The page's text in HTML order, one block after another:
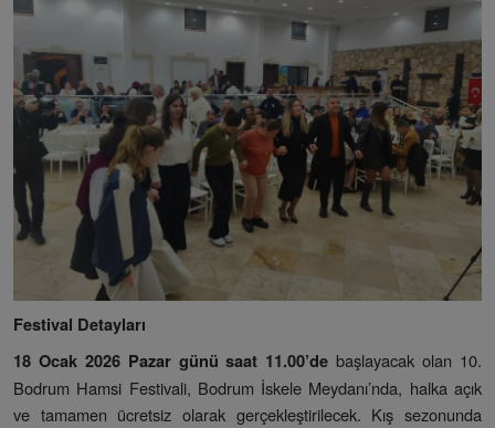
Festival Detayları
18 Ocak 2026 Pazar günü saat 11.00’de başlayacak olan 10.
Bodrum Hamsi Festivali, Bodrum İskele Meydanı’nda, halka açık
ve tamamen ücretsiz olarak gerçekleştirilecek. Kış sezonunda